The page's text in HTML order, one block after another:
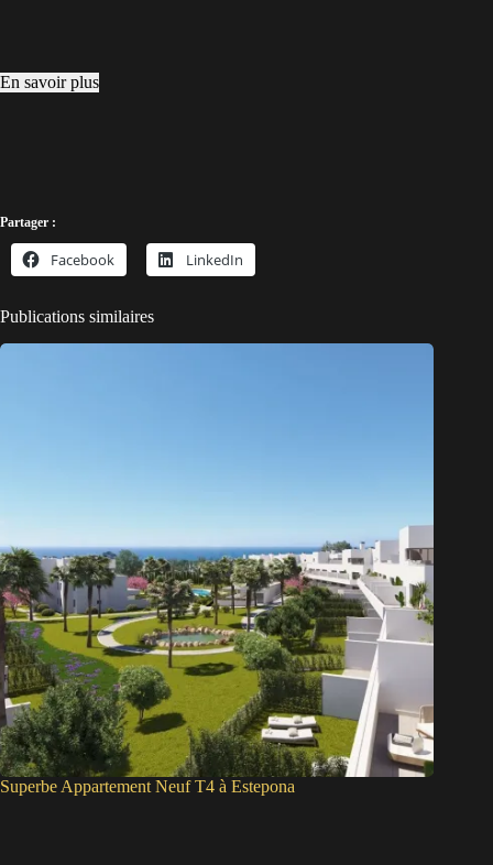
En savoir plus
Partager :
Facebook LinkedIn
Publications similaires
Superbe Appartement Neuf T4 à Estepona